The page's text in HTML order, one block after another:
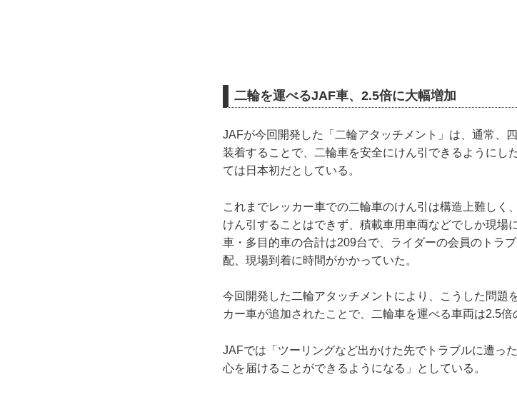
二輪を運べるJAF車、2.5倍に大幅増加
JAFが今回開発した「二輪アタッチメント」は、通常、
装着することで、二輪車を安全にけん引できるようにし
ては日本初だとしている。
これまでレッカー車での二輪車のけん引は構造上難しく
けん引することはできず、積載車用車両などでしか現場
車・多目的車の合計は209台で、ライダーの会員のトラ
配、現場到着に時間がかかっていた。
今回開発した二輪アタッチメントにより、こうした問題
カー車が追加されたことで、二輪車を運べる車両は2.5倍
JAFでは「ツーリングなど出かけた先でトラブルに遭っ
心を届けることができるようになる」としている。